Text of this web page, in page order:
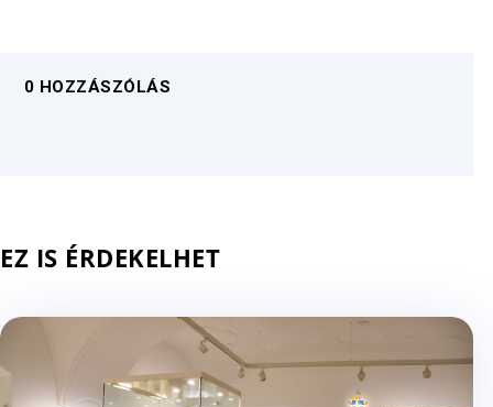
0 HOZZÁSZÓLÁS
EZ IS ÉRDEKELHET